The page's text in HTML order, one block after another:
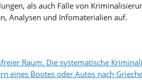
als auch Fälle von
Analysen und Infomaterialien auf.
Raum. Die systematische
eines Bootes oder Autos nach